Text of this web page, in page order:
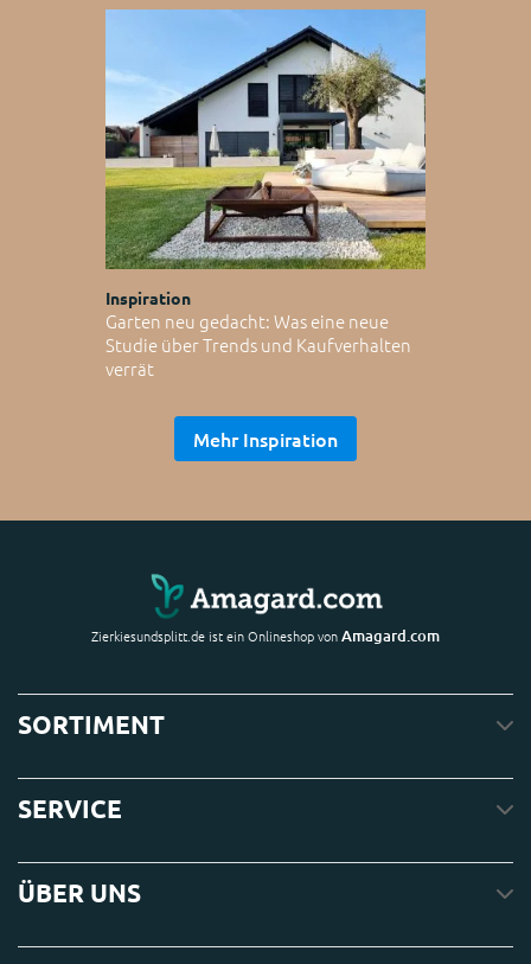
Inspiration
Garten neu gedacht: Was eine neue
Studie über Trends und Kaufverhalten
verrät
Mehr Inspiration
Zierkiesundsplitt.de ist ein Onlineshop vonAmagard.com
SORTIMENT
SERVICE
ÜBER UNS